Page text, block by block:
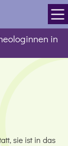
in
sie ist in das